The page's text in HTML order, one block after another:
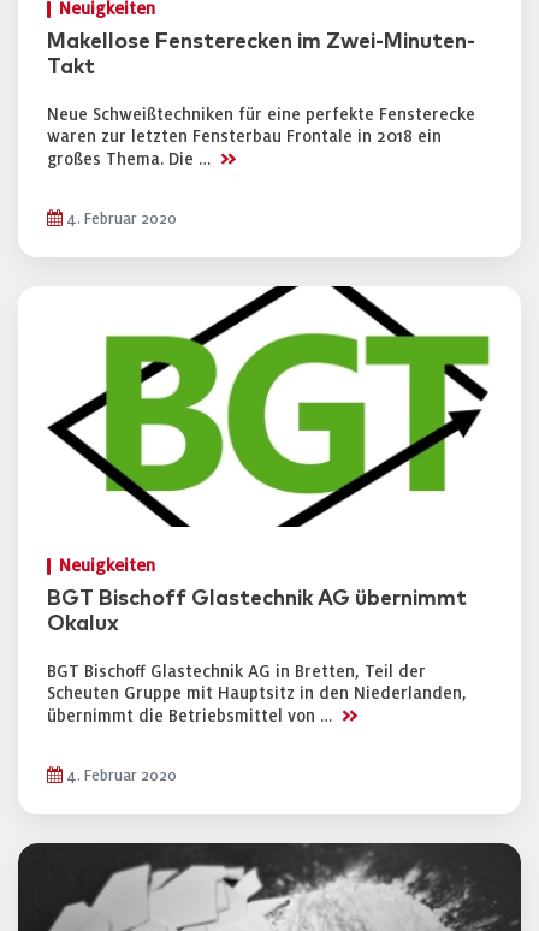
Neuigkeiten
Makellose Fensterecken im Zwei-Minuten-
Takt
Neue Schweißtechniken für eine perfekte Fensterecke
waren zur letzten Fensterbau Frontale in 2018 ein
großes Thema. Die … >>
4. Februar 2020
Neuigkeiten
BGT Bischoff Glastechnik AG übernimmt
Okalux
BGT Bischoff Glastechnik AG in Bretten, Teil der
Scheuten Gruppe mit Hauptsitz in den Niederlanden,
übernimmt die Betriebsmittel von … >>
4. Februar 2020